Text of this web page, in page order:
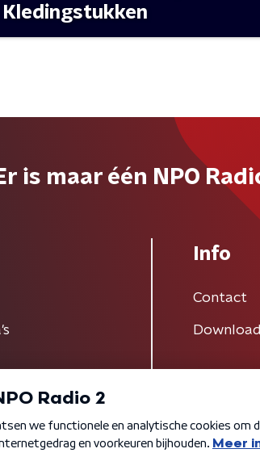
Kledingstukken
is maar één NPO
Info
Contact
Privacybeleid